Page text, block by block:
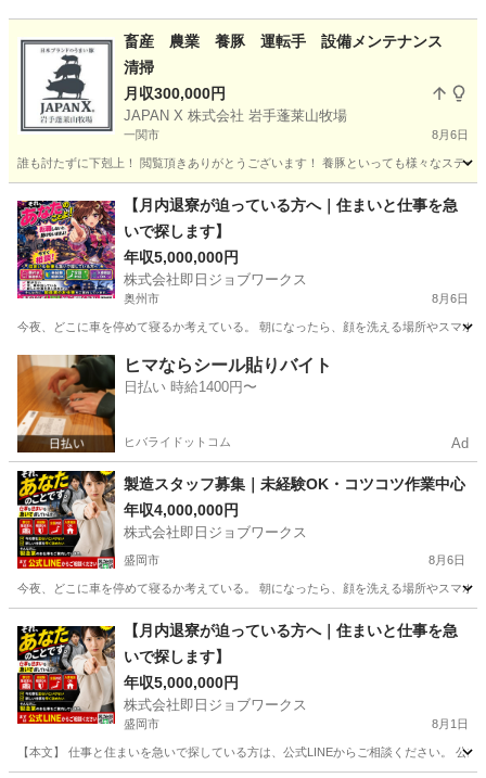
畜産 農業 養豚 運転手 設備メンテナンス
清掃
月収300,000円
JAPAN X 株式会社 岩手蓬莱山牧場
一関市 8月6日
誰も討たずに下剋上！ 閲覧頂きありがとうございます！ 養豚といっても様々なステ
その他 運転手
【月内退寮が迫っている方へ｜住まいと仕事を急
いで探します】
年収5,000,000円
株式会社即日ジョブワークス
奥州市 8月6日
今夜、どこに車を停めて寝るか考えている。 朝になったら、顔を洗える場所やスマ
岩手 奥州市 その他
ヒマならシール貼りバイト
日払い 時給1400円〜
ヒバライドットコム Ad
製造スタッフ募集｜未経験OK・コツコツ作業中心
年収4,000,000円
株式会社即日ジョブワークス
盛岡市 8月6日
今夜、どこに車を停めて寝るか考えている。 朝になったら、顔を洗える場所やスマ
その他 未経験
【月内退寮が迫っている方へ｜住まいと仕事を急
いで探します】
年収5,000,000円
株式会社即日ジョブワークス
盛岡市 8月1日
【本文】 仕事と住まいを急いで探している方は、公式LINEからご相談ください。 公